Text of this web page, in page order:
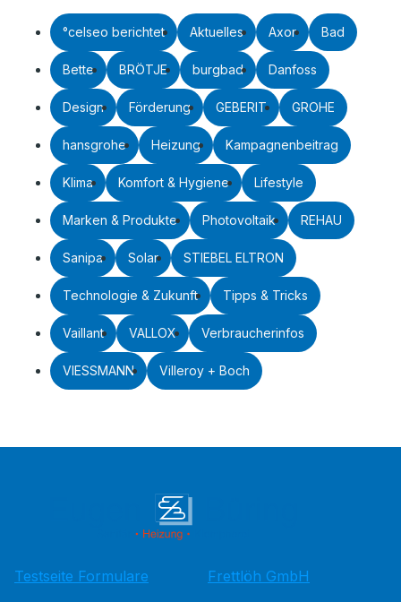
°celseo berichtet Aktuelles Axor Bad
Bette BRÖTJE burgbad Danfoss
Design Förderung GEBERIT GROHE
hansgrohe Heizung Kampagnenbeitrag
Klima Komfort & Hygiene Lifestyle
Marken & Produkte Photovoltaik REHAU
Sanipa Solar STIEBEL ELTRON
Technologie & Zukunft Tipps & Tricks
Vaillant VALLOX Verbraucherinfos
VIESSMANN Villeroy + Boch
Testseite Formulare
Frettlöh GmbH